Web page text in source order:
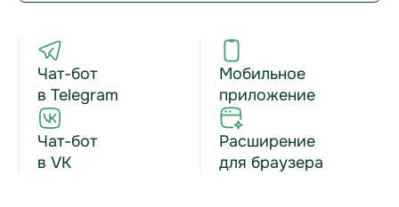
Чат-бот
в Telegram
Чат-бот
в VK
Мобильное
приложение
Расширение
для браузера